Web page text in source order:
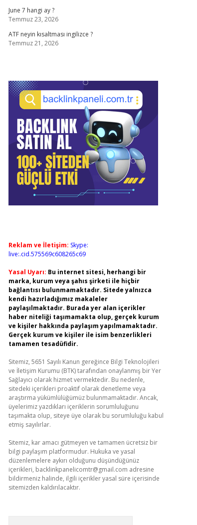
June 7 hangi ay ?
Temmuz 23, 2026
ATF neyin kısaltması ingilizce ?
Temmuz 21, 2026
Reklam ve İletişim: Skype:
live:.cid.575569c608265c69
Yasal Uyarı: Bu internet sitesi, herhangi bir
marka, kurum veya şahıs şirketi ile hiçbir
bağlantısı bulunmamaktadır. Sitede yalnızca
kendi hazırladığımız makaleler
paylaşılmaktadır. Burada yer alan içerikler
haber niteliği taşımamakta olup, gerçek kurum
ve kişiler hakkında paylaşım yapılmamaktadır.
Gerçek kurum ve kişiler ile isim benzerlikleri
tamamen tesadüfidir.
Sitemiz, 5651 Sayılı Kanun gereğince Bilgi Teknolojileri
ve İletişim Kurumu (BTK) tarafından onaylanmış bir Yer
Sağlayıcı olarak hizmet vermektedir. Bu nedenle,
sitedeki içerikleri proaktif olarak denetleme veya
araştırma yükümlülüğümüz bulunmamaktadır. Ancak,
üyelerimiz yazdıkları içeriklerin sorumluluğunu
taşımakta olup, siteye üye olarak bu sorumluluğu kabul
etmiş sayılırlar.
Sitemiz, kar amacı gütmeyen ve tamamen ücretsiz bir
bilgi paylaşım platformudur. Hukuka ve yasal
düzenlemelere aykırı olduğunu düşündüğünüz
içerikleri, backlinkpanelicomtr@gmail.com adresine
bildirmeniz halinde, ilgili içerikler yasal süre içerisinde
sitemizden kaldırılacaktır.